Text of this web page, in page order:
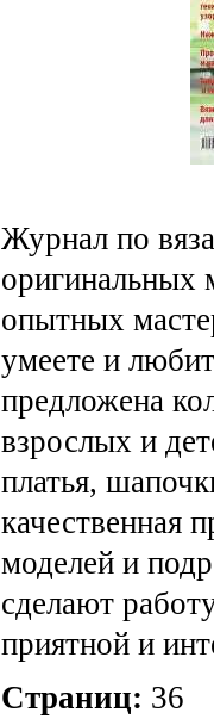
Журнал по
оригинальных
опытных
умеете и
предложена
взрослых и
платья,
качественная
моделей и
сделают
приятной и
Страниц: 36